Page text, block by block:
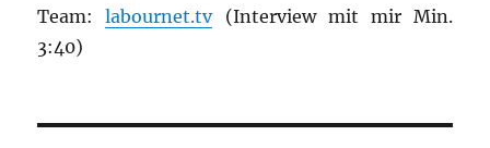
Team:labournet.tv(Interview mit mir Min.
3:40)